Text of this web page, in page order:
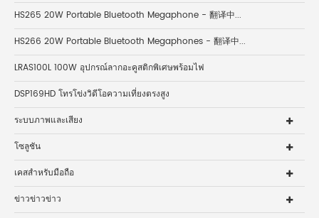
HS265 20W Portable Bluetooth Megaphone - 翻译中...
HS266 20W Portable Bluetooth Megaphones - 翻译中...
LRAS100L 100W อุปกรณ์ลากอะคูสติกพิเศษพร้อมไฟ
DSP169HD โทรโข่งวิดีโอความเที่ยงตรงสูง
ระบบภาพและเสียง
โซลูชัน
เคสสำหรับมือถือ
ข่าวข่าวข่าว